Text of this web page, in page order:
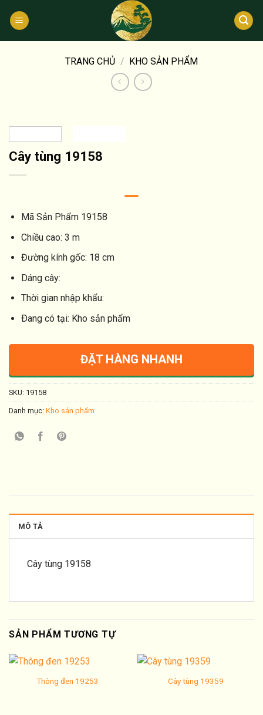
qua
TRANG CHỦ / KHO SẢN PHẨM
Cây tùng 19158
Mã Sản Phẩm 19158
Chiều cao: 3 m
Đường kính gốc: 18 cm
Dáng cây:
Thời gian nhập khẩu:
Ðang có tại: Kho sản phẩm
ĐẶT HÀNG NHANH
SKU: 19158
Danh mục: Kho sản phẩm
MÔ TẢ
Cây tùng 19158
SẢN PHẨM TƯƠNG TỰ
Thông đen 19253 Cây tùng 19359